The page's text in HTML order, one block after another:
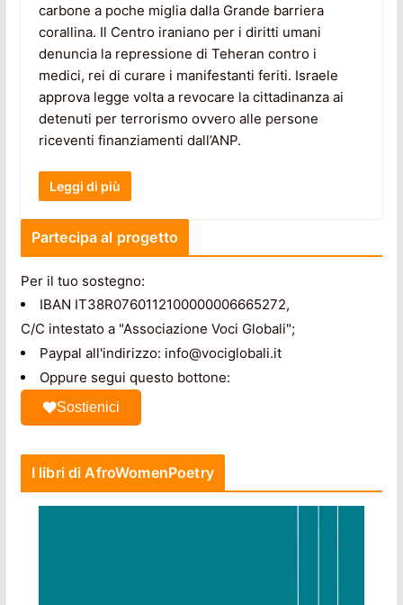
carbone a poche miglia dalla Grande barriera
corallina. Il Centro iraniano per i diritti umani
denuncia la repressione di Teheran contro i
medici, rei di curare i manifestanti feriti. Israele
approva legge volta a revocare la cittadinanza ai
detenuti per terrorismo ovvero alle persone
riceventi finanziamenti dall’ANP.
Leggi di più
Partecipa al progetto
Per il tuo sostegno:
IBAN IT38R0760112100000006665272,
C/C intestato a "Associazione Voci Globali";
Paypal all'indirizzo: info@vociglobali.it
Oppure segui questo bottone:
Sostienici
I libri di AfroWomenPoetry